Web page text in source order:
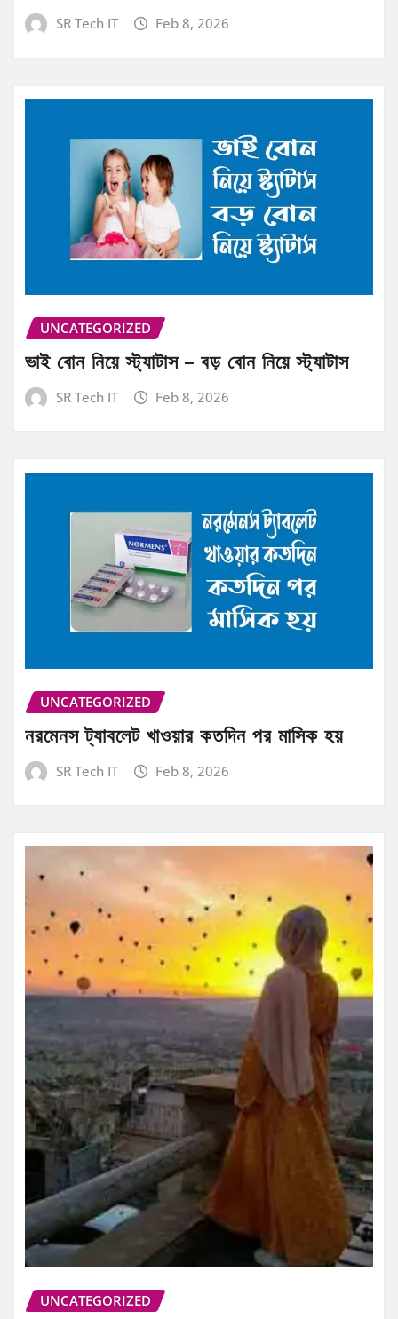
SR Tech IT Feb 8, 2026
UNCATEGORIZED
ভাই বোন নিয়ে স্ট্যাটাস – বড় বোন নিয়ে স্ট্যাটাস
SR Tech IT Feb 8, 2026
UNCATEGORIZED
নরমেনস ট্যাবলেট খাওয়ার কতদিন পর মাসিক হয়
SR Tech IT Feb 8, 2026
UNCATEGORIZED